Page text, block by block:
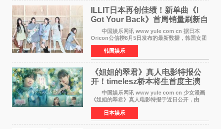
ILLIT日本再创佳绩！新单曲《I
Got Your Back》首周销量刷新自
身纪录
中国娱乐网讯 www yule com cn 据日本
Oricon公信榜8月5日发布的最新数据，韩国女团
ILLIT在日本发行的第二张单曲《I Got Your
Back》首周销量达到71,009张，成功跻身最新一
期周单曲排行
韩国娱乐
《姐姐的翠君》真人电影特报公
开！timelesz桥本将生首度主演
12月4日上映
中国娱乐网讯 www yule com cn 少女漫画
《姐姐的翠君》真人电影特报于近日公开，由
timelesz成员桥本将生担任主演，这也是他首次
担任电影主演，引发高度关注。 女高中生咲
苗翠（中岛瑠菜
日本娱乐